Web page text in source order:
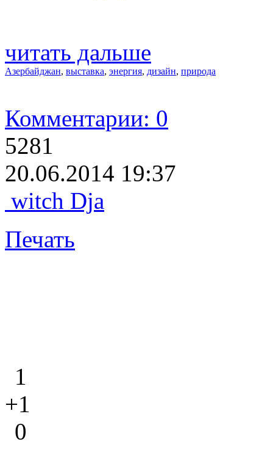
читать дальше
Азербайджан, выставка, энергия, дизайн, природа
Комментарии: 0
5281
20.06.2014 19:37
witch Dja
Печать
1
+1
0